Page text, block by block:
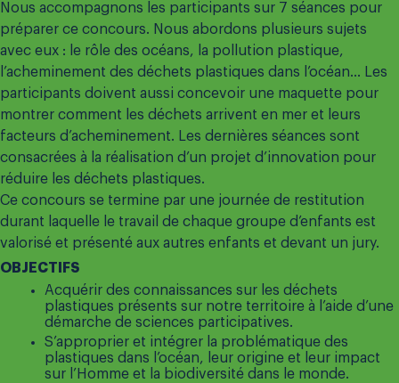
Nous accompagnons les participants sur 7 séances pour
préparer ce concours. Nous abordons plusieurs sujets
avec eux : le rôle des océans, la pollution plastique,
l’acheminement des déchets plastiques dans l’océan… Les
participants doivent aussi concevoir une maquette pour
montrer comment les déchets arrivent en mer et leurs
facteurs d’acheminement. Les dernières séances sont
consacrées à la réalisation d’un projet d’innovation pour
réduire les déchets plastiques.
Ce concours se termine par une journée de restitution
durant laquelle le travail de chaque groupe d’enfants est
valorisé et présenté aux autres enfants et devant un jury.
OBJECTIFS
Acquérir des connaissances sur les déchets
plastiques présents sur notre territoire à l’aide d’une
démarche de sciences participatives.
S’approprier et intégrer la problématique des
plastiques dans l’océan, leur origine et leur impact
sur l’Homme et la biodiversité dans le monde.